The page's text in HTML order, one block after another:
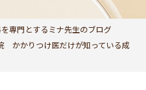
専門とするミナ先生のブログ
かかりつけ医だけが知っている成